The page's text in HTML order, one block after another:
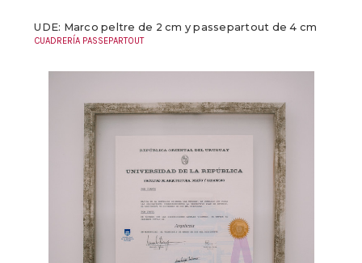
UDE: Marco peltre de 2 cm y passepartout de 4 cm
CUADRERÍA PASSEPARTOUT